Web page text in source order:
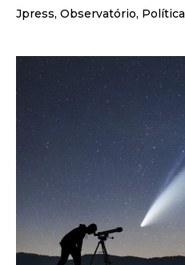
Jpress, Observatório, Política